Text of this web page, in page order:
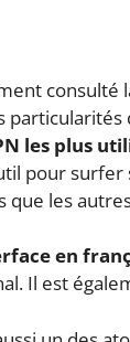
consulté
les plus
pour surfer
que les
en
Il est